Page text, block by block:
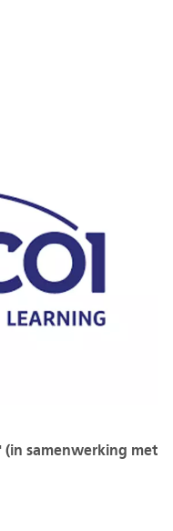
samenwerking met